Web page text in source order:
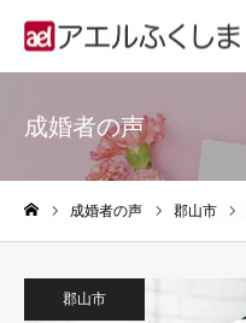
成婚者の声
成婚者の声 郡山市
郡山市